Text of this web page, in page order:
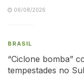
06/08/2026
BRASIL
“Ciclone bomba”
tempestades no Sul